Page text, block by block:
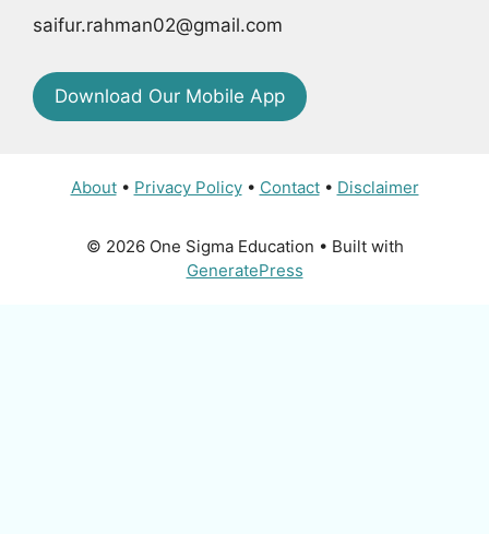
saifur.rahman02@gmail.com
Download Our Mobile App
About• Privacy Policy• Contact• Disclaimer
© 2026 One Sigma Education • Built with
GeneratePress